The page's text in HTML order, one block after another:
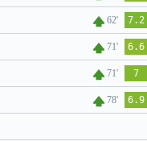
62' 7.2
71' 6.6
71' 7
78' 6.9